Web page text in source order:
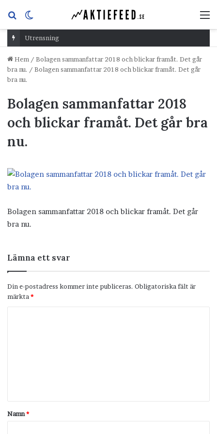
Sök
efterskin
Utrensning
Hem / Bolagen sammanfattar 2018 och blickar framåt. Det går
bra nu. / Bolagen sammanfattar 2018 och blickar framåt. Det går
bra nu.
Bolagen sammanfattar 2018
och blickar framåt. Det går bra
nu.
Bolagen sammanfattar 2018 och blickar framåt. Det går
bra nu.
Lämna ett svar
Din e-postadress kommer inte publiceras. Obligatoriska fält är
märkta *
t
a
Namn*